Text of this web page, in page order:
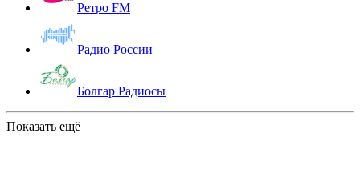
Ретро FM
Радио России
Болгар Радиосы
Показать ещё